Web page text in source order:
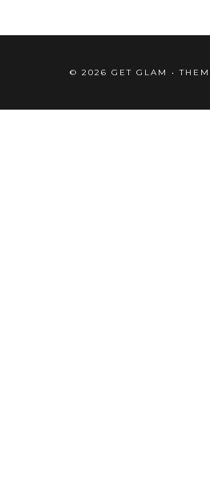
© 2026 GET GLAM •